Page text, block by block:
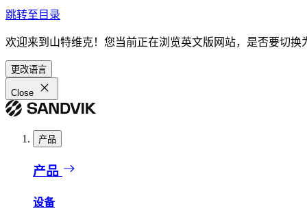
跳转至目录
欢迎来到山特维克！您当前正在浏览英文版网站，是否要切换
更改语言
Close
产品
产品
设备